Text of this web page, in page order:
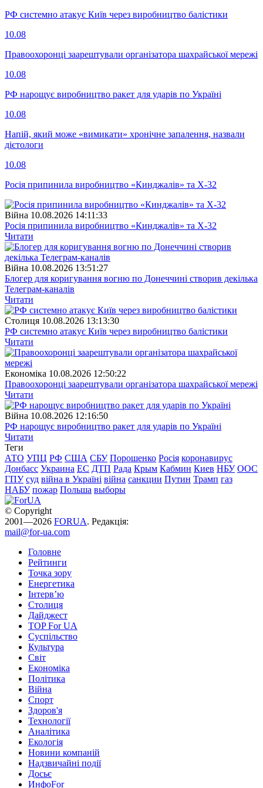
РФ системно атакує Київ через виробництво балістики
10.08
Правоохоронці заарештували організатора шахрайської мережі
10.08
РФ нарощує виробництво ракет для ударів по Україні
10.08
Напій, який може «вимикати» хронічне запалення, назвали
дієтологи
10.08
Росія припинила виробництво «Кинджалів» та Х-32
Війна 10.08.2026 14:11:33
Росія припинила виробництво «Кинджалів» та Х-32
Читати
Війна 10.08.2026 13:51:27
Блогер для коригування вогню по Донеччині створив декілька
Телеграм-каналів
Читати
Столиця 10.08.2026 13:13:30
РФ системно атакує Київ через виробництво балістики
Читати
Економіка 10.08.2026 12:50:22
Правоохоронці заарештували організатора шахрайської мережі
Читати
Війна 10.08.2026 12:16:50
РФ нарощує виробництво ракет для ударів по Україні
Читати
Теги
АТО УПЦ РФ США СБУ Порошенко Росія коронавирус
Донбасс Украина ЕС ДТП Рада Крым Кабмин Киев НБУ ООС
ГПУ суд війна в Україні війна санкции Путин Трамп газ
НАБУ пожар Польша выборы
© Copyright
2001—2026 FORUA. Редакція:
mail@for-ua.com
Головне
Рейтинги
Точка зору
Енергетика
Інтерв’ю
Столиця
Дайджест
TOP For UA
Суспiльство
Культура
Світ
Економіка
Політика
Війна
Спорт
Здоров'я
Технології
Аналітика
Екологія
Новини компаній
Надзвичайні події
Досьє
ИнфоFor